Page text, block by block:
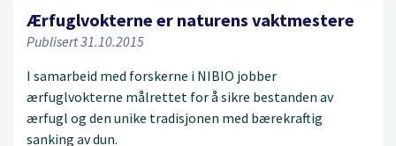
Ærfuglvokterne er naturens vaktmestere
Publisert 31.10.2015
I samarbeid med forskerne i NIBIO jobber
ærfuglvokterne målrettet for å sikre bestanden av
ærfugl og den unike tradisjonen med bærekraftig
sanking av dun.